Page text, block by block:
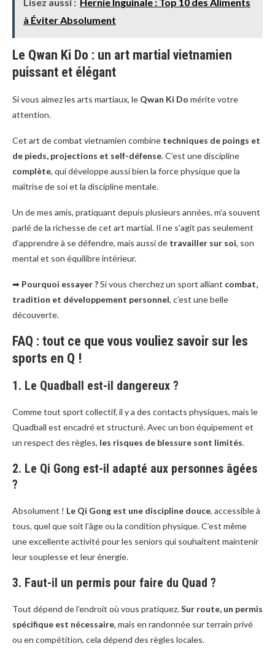
à Éviter Absolument
Le Qwan Ki Do : un art martial vietnamien
puissant et élégant
Si vous aimez les arts martiaux, le Qwan Ki Do mérite votre
attention.
Cet art de combat vietnamien combine techniques de poings et
de pieds, projections et self-défense. C’est une discipline
complète, qui développe aussi bien la force physique que la
maîtrise de soi et la discipline mentale.
Un de mes amis, pratiquant depuis plusieurs années, m’a souvent
parlé de la richesse de cet art martial. Il ne s’agit pas seulement
d’apprendre à se défendre, mais aussi de travailler sur soi, son
mental et son équilibre intérieur.
➡ Pourquoi essayer ?Si vous cherchez un sport alliant combat,
tradition et développement personnel, c’est une belle
découverte.
FAQ : tout ce que vous vouliez savoir sur les
sports en Q !
1. Le Quadball est-il dangereux ?
Comme tout sport collectif, il y a des contacts physiques, mais le
Quadball est encadré et structuré. Avec un bon équipement et
un respect des règles, les risques de blessure sont limités.
2. Le Qi Gong est-il adapté aux personnes âgées
?
Absolument ! Le Qi Gong est une discipline douce, accessible à
tous, quel que soit l’âge ou la condition physique. C’est même
une excellente activité pour les seniors qui souhaitent maintenir
leur souplesse et leur énergie.
3. Faut-il un permis pour faire du Quad ?
Tout dépend de l’endroit où vous pratiquez.Sur route, un permis
spécifique est nécessaire, mais en randonnée sur terrain privé
ou en compétition, cela dépend des règles locales.